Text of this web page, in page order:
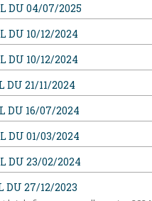
DU 04/07/2025
DU 10/12/2024
DU 10/12/2024
DU 21/11/2024
DU 16/07/2024
DU 01/03/2024
DU 23/02/2024
DU 27/12/2023